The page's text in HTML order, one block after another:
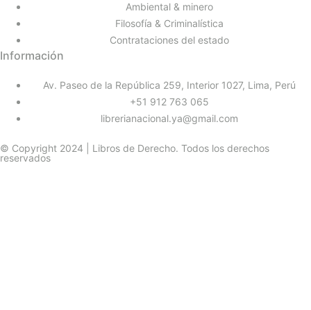
Ambiental & minero
Filosofía & Criminalística
Contrataciones del estado
Información
Av. Paseo de la República 259, Interior 1027, Lima, Perú
+51 912 763 065
librerianacional.ya@gmail.com
© Copyright 2024 | Libros de Derecho. Todos los derechos
reservados